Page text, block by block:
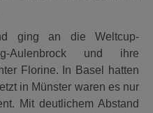
ging an die Weltcup-
Aulenbrock und ihre
Florine. In Basel hatten
in Münster waren es nur
Mit deutlichem Abstand